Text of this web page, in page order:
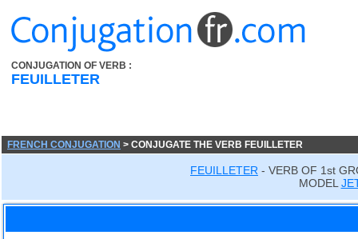
CONJUGATION OF VERB :
FEUILLETER
FRENCH CONJUGATION > CONJUGATE THE VERB FEUILLETER
FEUILLETER - VERB OF 1st
MODEL